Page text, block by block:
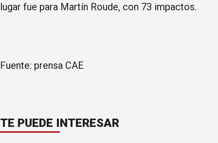
lugar fue para Martín Roude, con 73 impactos.
Fuente: prensa CAE
TE PUEDE INTERESAR